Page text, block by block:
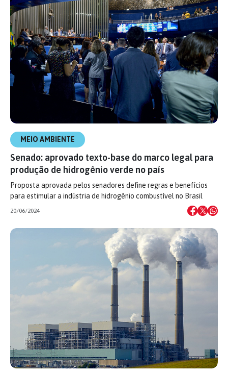
MEIO AMBIENTE
Senado: aprovado texto-base do marco legal para
produção de hidrogênio verde no país
Proposta aprovada pelos senadores define regras e benefícios
para estimular a indústria de hidrogênio combustível no Brasil
20/06/2024